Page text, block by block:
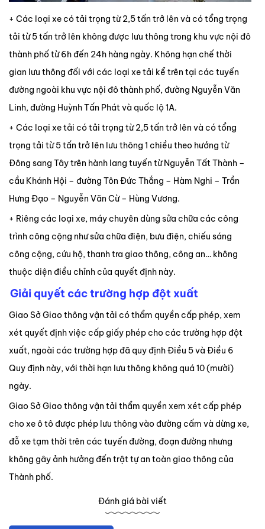
+ Các loại xe có tải trọng từ 2,5 tấn trở lên và có tổng trọng
tải từ 5 tấn trở lên không được lưu thông trong khu vực nội đô
thành phố từ 6h đến 24h hàng ngày. Không hạn chế thời
gian lưu thông đối với các loại xe tải kể trên tại các tuyến
đường ngoài khu vực nội đô thành phố, đường Nguyễn Văn
Linh, đường Huỳnh Tấn Phát và quốc lộ 1A.
+ Các loại xe tải có tải trọng từ 2,5 tấn trở lên và có tổng
trọng tải từ 5 tấn trở lên lưu thông 1 chiều theo hướng từ
Đông sang Tây trên hành lang tuyến từ Nguyễn Tất Thành –
cầu Khánh Hội – đường Tôn Đức Thắng – Hàm Nghi – Trần
Hưng Đạo – Nguyễn Văn Cừ – Hùng Vương.
+ Riêng các loại xe, máy chuyên dùng sửa chữa các công
trình công cộng như sửa chữa điện, bưu điện, chiếu sáng
công cộng, cứu hộ, thanh tra giao thông, công an… không
thuộc diện điều chỉnh của quyết định này.
Giải quyết các trường hợp đột xuất
Giao Sở Giao thông vận tải có thẩm quyền cấp phép, xem
xét quyết định việc cấp giấy phép cho các trường hợp đột
xuất, ngoài các trường hợp đã quy định Điều 5 và Điều 6
Quy định này, với thời hạn lưu thông không quá 10 (mười)
ngày.
Giao Sở Giao thông vận tải thẩm quyền xem xét cấp phép
cho xe ô tô được phép lưu thông vào đường cấm và dừng xe,
đỗ xe tạm thời trên các tuyến đường, đoạn đường nhưng
không gây ảnh hưởng đến trật tự an toàn giao thông của
Thành phố.
Đánh giá bài viết